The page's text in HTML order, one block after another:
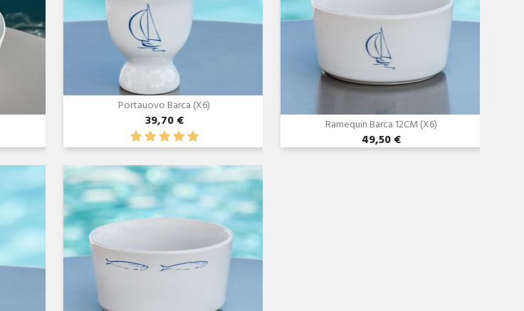
Portauovo Barca (x6)
39,70 € Ramequin Barca 12CM (x6)
49,50 €
Anteprima